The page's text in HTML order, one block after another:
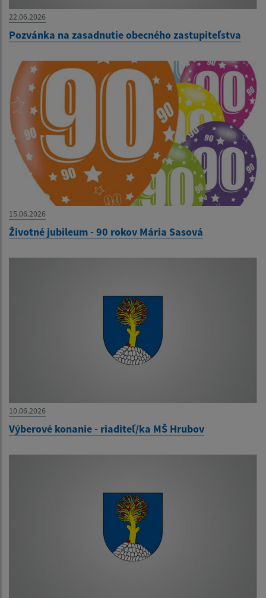
22.06.2026
Pozvánka na zasadnutie obecného zastupiteľstva
15.06.2026
Životné jubileum - 90 rokov Mária Sasová
10.06.2026
Výberové konanie - riaditeľ/ka MŠ Hrubov